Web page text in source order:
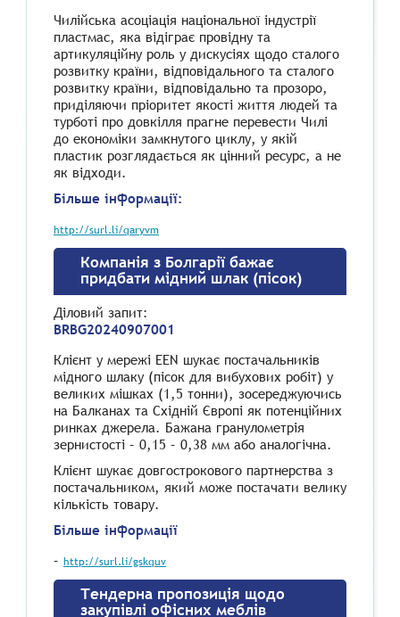
Чилійська асоціація національної індустрії
пластмас, яка відіграє провідну та
артикуляційну роль у дискусіях щодо сталого
розвитку країни, відповідального та сталого
розвитку країни, відповідально та прозоро,
приділяючи пріоритет якості життя людей та
турботі про довкілля прагне перевести Чилі
до економіки замкнутого циклу, у якій
пластик розглядається як цінний ресурс, а не
як відходи.
Більше інформації:
http://surl.li/qaryvm
Компанія з Болгарії бажає
придбати мідний шлак (пісок)
Діловий запит:
BRBG20240907001
Клієнт у мережі EEN шукає постачальників
мідного шлаку (пісок для вибухових робіт) у
великих мішках (1,5 тонни), зосереджуючись
на Балканах та Східній Європі як потенційних
ринках джерела. Бажана гранулометрія
зернистості – 0,15 – 0,38 мм або аналогічна.
Клієнт шукає довгострокового партнерства з
постачальником, який може постачати велику
кількість товару.
Більше інформації
– http://surl.li/gskquv
Тендерна пропозиція щодо
закупівлі офісних меблів